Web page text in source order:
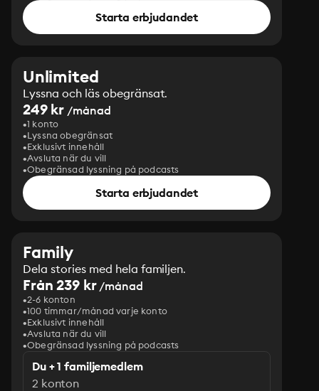
Starta erbjudandet
Unlimited
Lyssna och läs obegränsat.
249 kr /månad
1 konto
Lyssna obegränsat
Exklusivt innehåll
Avsluta när du vill
Obegränsad lyssning på podcasts
Starta erbjudandet
Family
Dela stories med hela familjen.
Från 239 kr/månad
2-6 konton
100 timmar/månad varje konto
Exklusivt innehåll
Avsluta när du vill
Obegränsad lyssning på podcasts
Du + 1 familjemedlem
2 konton